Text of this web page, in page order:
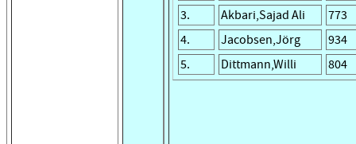
3.
Akbari,Sajad Ali
773
4.
Jacobsen,Jörg
934
5.
Dittmann,Willi 804